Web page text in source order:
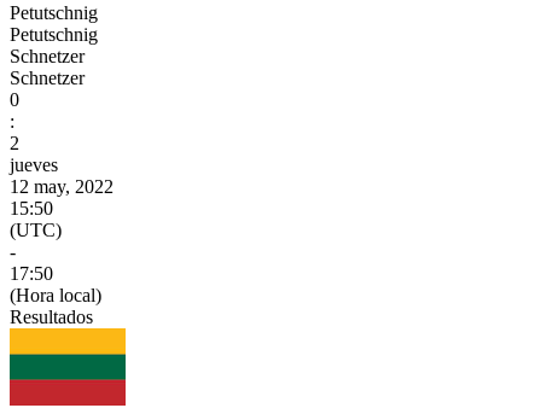
Petutschnig
Petutschnig
Schnetzer
Schnetzer
0
:
2
jueves
12 may, 2022
15:50
(UTC)
-
17:50
(Hora local)
Resultados